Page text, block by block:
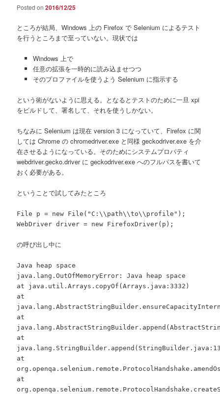
Posted on2016/12/25
ところが結局、Windows 上の Firefox で Selenium によるテスト
を行うところまで至っていない。現状では
Windows 上で
任意の拡張を一時的に読み込ませつつ
そのプロファイルを使うよう Selenium に指示する
という術がないように思える。となるとテストのために一旦 xpi
をビルドして、署名して、それを使うしかない。
ちなみに Selenium は現在 version 3 になっていて、Firefox に関
しては Chrome の chromedriver.exe と同様 geckodriver.exe を介
在させるようになっている。そのためにシステムプロパティ
webdriver.gecko.driver に geckodriver.exe へのフルパスを書いて
おく必要がある。
ということで試してみたところ
File p = new File("C:\\path\\to\\profile");
WebDriver driver = new FirefoxDriver(p);
の呼び出し中に
Java heap space
java.lang.OutOfMemoryError: Java heap space
at java.util.Arrays.copyOf(Arrays.java:3332)
at
at
at
at
at